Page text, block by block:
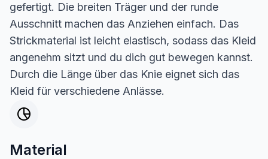
gefertigt. Die breiten Träger und der runde
Ausschnitt machen das Anziehen einfach. Das
Strickmaterial ist leicht elastisch, sodass das Kleid
angenehm sitzt und du dich gut bewegen kannst.
Durch die Länge über das Knie eignet sich das
Kleid für verschiedene Anlässe.
Material